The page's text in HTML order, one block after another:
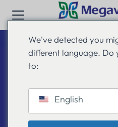
We've detected you
different language. Do
to:
English